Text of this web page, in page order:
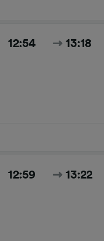
12:54 13:18
12:59 13:22